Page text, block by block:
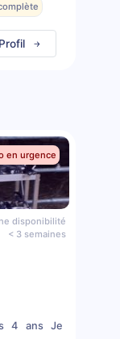
Profil
en urgence
disponibilité
< 3 semaines
4 ans Je